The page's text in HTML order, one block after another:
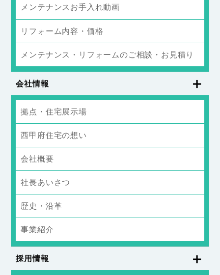
メンテナンスお手入れ動画
リフォーム内容・価格
メンテナンス・リフォームのご相談・お見積り
会社情報
拠点・住宅展示場
西甲府住宅の想い
会社概要
社長あいさつ
歴史・沿革
事業紹介
採用情報